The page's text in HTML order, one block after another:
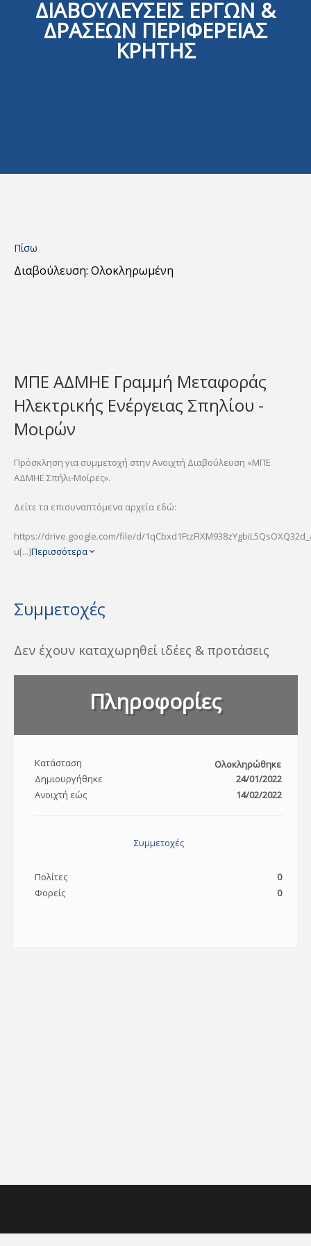
ΔΙΑΒΟΥΛΕΥΣΕΙΣ ΕΡΓΩΝ &
ΔΡΑΣΕΩΝ ΠΕΡΙΦΕΡΕΙΑΣ
ΚΡΗΤΗΣ
Πίσω
Διαβούλευση: Ολοκληρωμένη
ΜΠΕ ΑΔΜΗΕ Γραμμή Μεταφοράς
Ηλεκτρικής Ενέργειας Σπηλίου -
Μοιρών
Πρόσκληση για συμμετοχή στην Ανοιχτή Διαβούλευση «ΜΠΕ
ΑΔΜΗΕ Σπήλι-Μοίρες».
Δείτε τα επισυναπτόμενα αρχεία εδώ:
https://drive.google.com/file/d/
u[...]Περισσότερα
Συμμετοχές
Δεν έχουν καταχωρηθεί ιδέες & προτάσεις
Πληροφορίες
Κατάσταση
Ολοκληρώθηκε
Δημιουργήθηκε
24/01/2022
Ανοιχτή εώς
14/02/2022
Συμμετοχές
Πολίτες
0
Φορείς
0